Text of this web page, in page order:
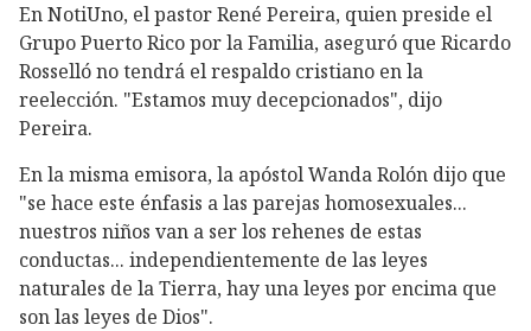
En NotiUno, el pastor René Pereira, quien preside el
Grupo Puerto Rico por la Familia, aseguró que Ricardo
Rosselló no tendrá el respaldo cristiano en la
reelección. "Estamos muy decepcionados", dijo
Pereira.
En la misma emisora, la apóstol Wanda Rolón dijo que
"se hace este énfasis a las parejas homosexuales...
nuestros niños van a ser los rehenes de estas
conductas... independientemente de las leyes
naturales de la Tierra, hay una leyes por encima que
son las leyes de Dios".